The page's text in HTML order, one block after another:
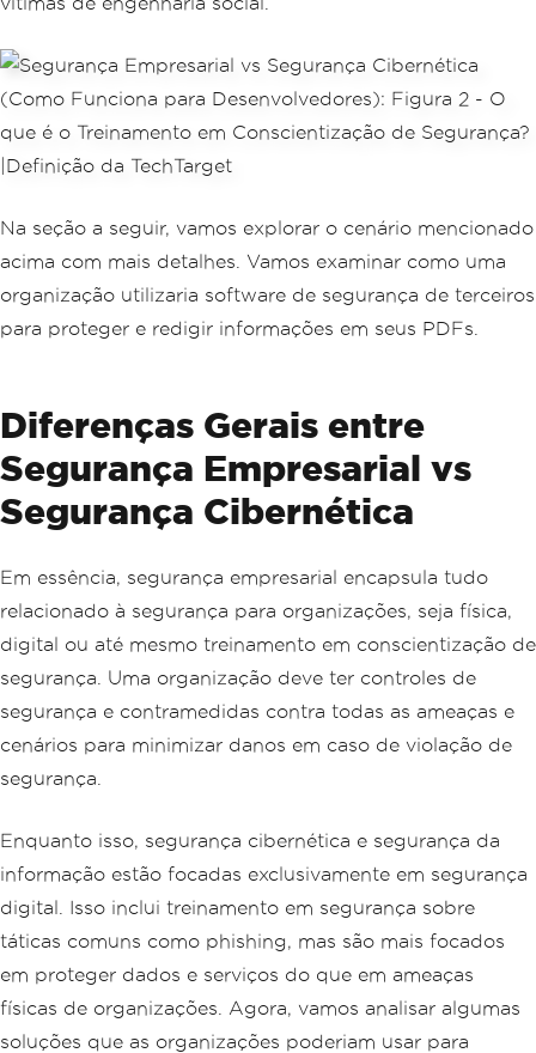
Na seção a seguir, vamos explorar o cenário mencionado
acima com mais detalhes. Vamos examinar como uma
organização utilizaria software de segurança de terceiros
para proteger e redigir informações em seus PDFs.
Diferenças Gerais entre
Segurança Empresarial vs
Segurança Cibernética
Em essência, segurança empresarial encapsula tudo
relacionado à segurança para organizações, seja física,
digital ou até mesmo treinamento em conscientização de
segurança. Uma organização deve ter controles de
segurança e contramedidas contra todas as ameaças e
cenários para minimizar danos em caso de violação de
segurança.
Enquanto isso, segurança cibernética e segurança da
informação estão focadas exclusivamente em segurança
digital. Isso inclui treinamento em segurança sobre
táticas comuns como phishing, mas são mais focados
em proteger dados e serviços do que em ameaças
físicas de organizações. Agora, vamos analisar algumas
soluções que as organizações poderiam usar para